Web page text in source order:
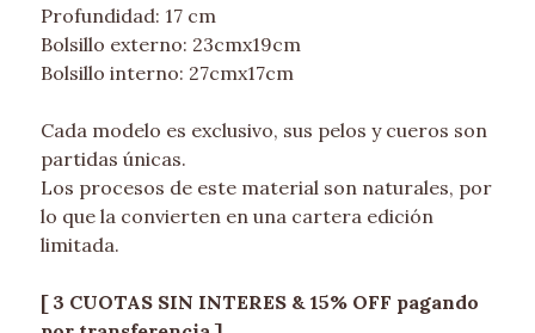
Profundidad: 17 cm
Bolsillo externo: 23cmx19cm
Bolsillo interno: 27cmx17cm
Cada modelo es exclusivo, sus pelos y cueros son
partidas únicas.
Los procesos de este material son naturales, por
lo que la convierten en una cartera edición
limitada.
[ 3 CUOTAS SIN INTERES & 15% OFF pagando